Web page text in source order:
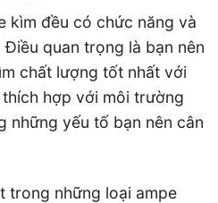
kìm đều có chức năng và
quan trọng là bạn nên
chất lượng tốt nhất với
hợp với môi trường
những yếu tố bạn nên cân
trong những loại ampe